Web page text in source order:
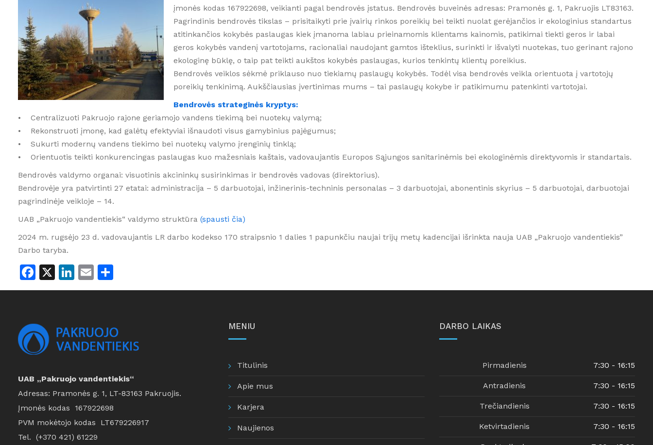
Asmens duomenų
VIEŠI AUKCIONAI
Planavimo dokumentai
Civilinė sauga
įmonės kodas 167922698, veikianti pagal bendrovės įstatus. Bendrovės buveinės adresas: Pramonės g. 1, Pakruojis LT83163.
Pagrindinis bendrovės tikslas – prisitaikyti prie įvairių rinkos poreikių bei teikti nuolat gerėjančios ir ekologinius standartus
atitinkančios kokybės paslaugas kiek įmanoma labiau prieinamomis klientams kainomis, patikimai tiekti geros ir labai
geros kokybės vandenį vartotojams, racionaliai naudojant gamtos išteklius, surinkti ir išvalyti nuotekas, tuo gerinant rajono
ekologinę būklę, o taip pat teikti aukštos kokybės paslaugas, kurios tenkintų klientų poreikius.
Bendrovės veiklos sėkmė priklauso nuo tiekiamų paslaugų kokybės. Todėl visa bendrovės veikla orientuota į vartotojų
poreikių tenkinimą. Aukščiausias įvertinimas mums – tai paslaugų kokybe ir patikimumu patenkinti vartotojai.
Bendrovės strateginės kryptys:
• Centralizuoti Pakruojo rajone geriamojo vandens tiekimą bei nuotekų valymą;
• Rekonstruoti įmonę, kad galėtų efektyviai išnaudoti visus gamybinius pajėgumus;
• Sukurti modernų vandens tiekimo bei nuotekų valymo įrenginių tinklą;
• Orientuotis teikti konkurencingas paslaugas kuo mažesniais kaštais, vadovaujantis Europos Sąjungos sanitarinėmis bei ekologinėmis direktyvomis ir standartais.
Bendrovės valdymo organai: visuotinis akcininkų susirinkimas ir bendrovės vadovas (direktorius).
Bendrovėje yra patvirtinti 27 etatai: administracija – 5 darbuotojai, inžinerinis-techninis personalas – 3 darbuotojai, abonentinis skyrius – 5 darbuotojai, darbuotojai
pagrindinėje veikloje – 14.
UAB „Pakruojo vandentiekis“ valdymo struktūra (spausti čia)
2024 m. rugsėjo 23 d. vadovaujantis LR darbo kodekso 170 straipsnio 1 dalies 1 papunkčiu naujai trijų metų kadencijai išrinkta nauja UAB „Pakruojo vandentiekis”
Darbo taryba.
Facebook
X LinkedIn
Email
UAB „Pakruojo vandentiekis“
Adresas: Pramonės g. 1, LT-83163 Pakruojis.
Įmonės kodas 167922698
PVM mokėtojo kodas LT679226917
Tel. (+370 421) 61229
MENIU
Titulinis
Apie mus
Karjera
Naujienos
DARBO LAIKAS
Pirmadienis 7:30 - 16:15
Antradienis 7:30 - 16:15
Trečiandienis 7:30 - 16:15
Ketvirtadienis 7:30 - 16:15